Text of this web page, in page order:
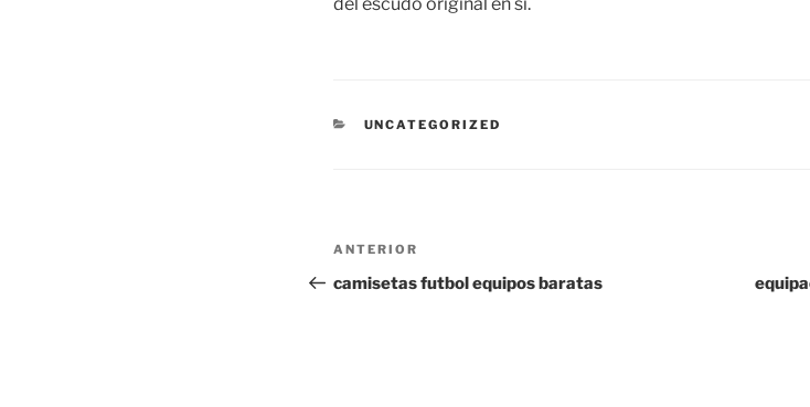
CATEGORÍAS
UNCATEGORIZED
Navegación
de
Entrada
anterior:
ANTERIOR
camisetas futbol equipos baratas